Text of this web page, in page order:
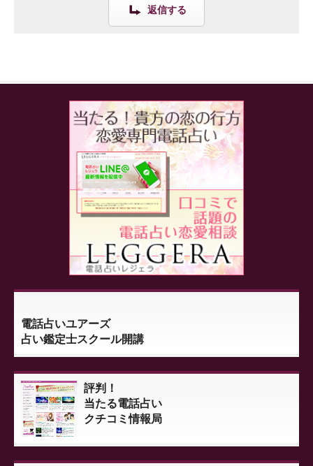
返信する
電話占いユアーズ
占い鑑定士スクール開講
評判！
当たる電話占い
クチコミ情報局